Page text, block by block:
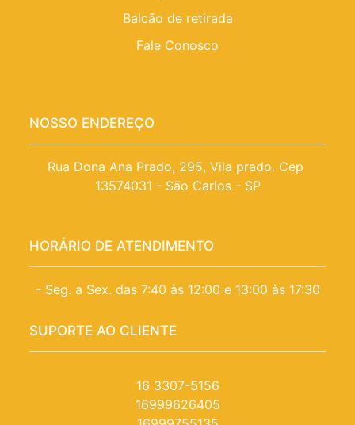
Balcão de retirada
Fale Conosco
NOSSO ENDEREÇO
Rua Dona Ana Prado, 295, Vila prado. Cep
13574031 - São Carlos - SP
HORÁRIO DE ATENDIMENTO
- Seg. a Sex. das 7:40 às 12:00 e 13:00 às 17:30
SUPORTE AO CLIENTE
16 3307-5156
16999626405